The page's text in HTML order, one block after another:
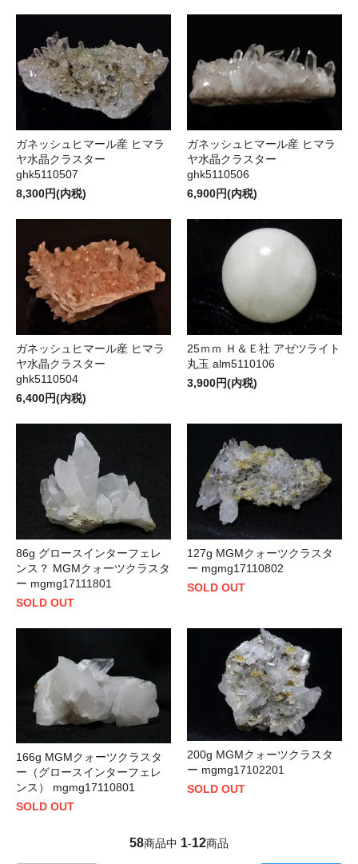
ガネッシュヒマール産 ヒマラ
ヤ水晶クラスター
ghk5110507
8,300円(内税)
ガネッシュヒマール産 ヒマラ
ヤ水晶クラスター
ghk5110506
6,900円(内税)
ガネッシュヒマール産 ヒマラ
ヤ水晶クラスター
ghk5110504
6,400円(内税)
25ｍｍ Ｈ＆Ｅ社 アゼツライト
丸玉 alm5110106
3,900円(内税)
86g グロースインターフェレ
ンス？ MGMクォーツクラスタ
ー mgmg17111801
SOLD OUT
127g MGMクォーツクラスタ
ー mgmg17110802
SOLD OUT
166g MGMクォーツクラスタ
ー（グロースインターフェレ
ンス） mgmg17110801
SOLD OUT
200g MGMクォーツクラスタ
ー mgmg17102201
SOLD OUT
58商品中 1-12商品